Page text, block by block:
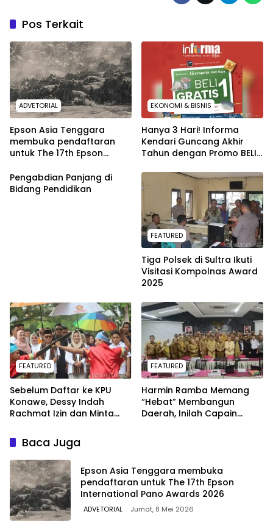
Pos Terkait
ADVETORIAL
Epson Asia Tenggara
membuka pendaftaran
untuk The 17th Epson
2026
EKONOMI & BISNIS
Hanya 3 Hari! Informa
Kendari Guncang Akhir
Tahun dengan Promo BELI 1
Pengabdian Panjang di
Bidang Pendidikan
FEATURED
Tiga Polsek di Sultra Ikuti
Visitasi Kompolnas Award
2025
FEATURED
Sebelum Daftar ke KPU
Konawe, Dessy Indah
Rachmat Izin dan Minta
Wonggeduku
FEATURED
Harmin Ramba Memang
“Hebat” Membangun
Daerah, Inilah Capain
Baca Juga
Epson Asia Tenggara membuka
pendaftaran untuk The 17th Epson
International Pano Awards 2026
ADVETORIAL Jumat, 8 Mei 2026